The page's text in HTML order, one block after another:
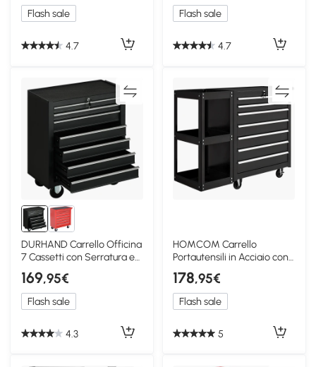
Flash sale
4.7
Flash sale
4.7
DURHAND Carrello Officina
7 Cassetti con Serratura e
Ruote Nero
169,95€
Flash sale
4.3
HOMCOM Carrello
Portautensili in Acciaio con
7 Cassetti, Nero
178,95€
Flash sale
5